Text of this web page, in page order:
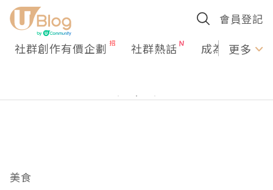
會員登記
社群創作有價企劃 社群熱話 成為U更多
美食